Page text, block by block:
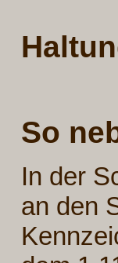
So
In der
an den